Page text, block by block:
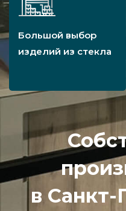
Большой выбор
изделий из стекла
в Санкт-